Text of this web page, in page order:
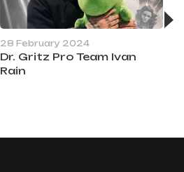
28 February 2024
Dr. Gritz Pro Team Ivan
Rain